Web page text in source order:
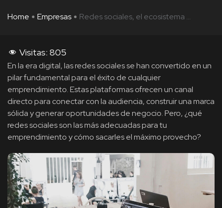
Home Empresas Redes sociales, el ecosistema ...
Visitas: 805
En la era digital, las redes sociales se han convertido en un
pilar fundamental para el éxito de cualquier
emprendimiento. Estas plataformas ofrecen un canal
directo para conectar con la audiencia, construir una marca
sólida y generar oportunidades de negocio. Pero, ¿qué
redes sociales son las más adecuadas para tu
emprendimiento y cómo sacarles el máximo provecho?